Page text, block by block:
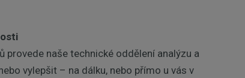
provede naše technické oddělení analýzu a
vylepšit – na dálku, nebo přímo u vás v